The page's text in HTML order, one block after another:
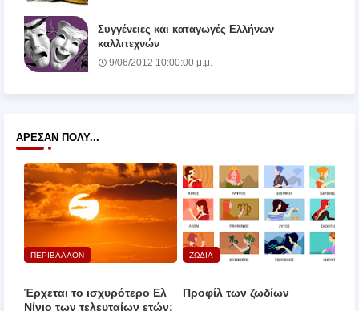
Συγγένειες και καταγωγές Ελλήνων
καλλιτεχνών
9/06/2012 10:00:00 μ.μ.
ΆΡΕΣΑΝ ΠΟΛΎ...
ΠΕΡΙΒΑΛΛΟΝ
Έρχεται το ισχυρότερο Ελ
Νίνιο των τελευταίων ετών;
ΖΩΔΙΑ
Προφίλ των ζωδίων